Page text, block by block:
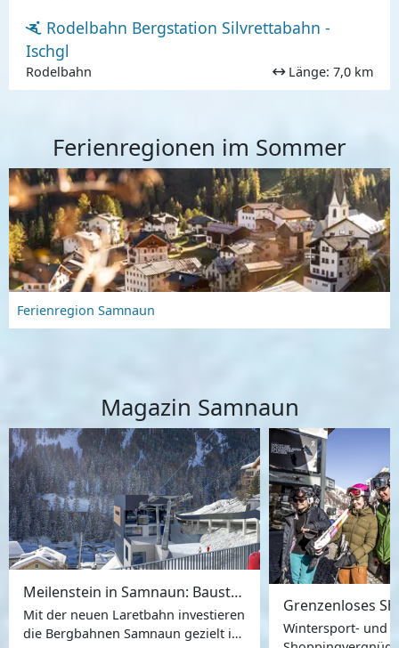
Rodelbahn Bergstation Silvrettabahn -
Ischgl
Rodelbahn Länge: 7,0 km
Ferienregionen im Sommer
Ferienregion Samnaun
Magazin Samnaun
Meilenstein in Samnaun: Baustart der neuen Laretbahn
Mit der neuen Laretbahn investieren
die Bergbahnen Samnaun gezielt in
Wintersport- und